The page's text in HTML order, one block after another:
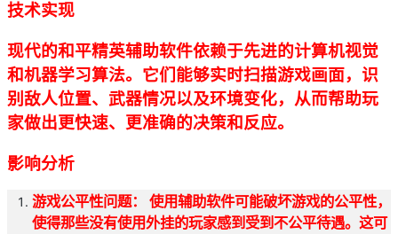
技术实现
现代的和平精英辅助软件依赖于先进的计算机视觉
和机器学习算法。它们能够实时扫描游戏画面，识
别敌人位置、武器情况以及环境变化，从而帮助玩
家做出更快速、更准确的决策和反应。
影响分析
游戏公平性问题： 使用辅助软件可能破坏游戏的公平性，
使得那些没有使用外挂的玩家感到受到不公平待遇。这可